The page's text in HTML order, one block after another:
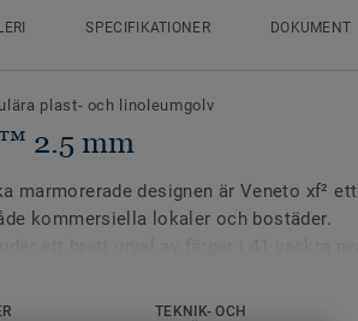
SPECIFIKATIONER DOKUMENT
plast- och linoleumgolv
2.5 mm
marmorerade designen är Veneto xf² ett
kommersiella lokaler och bostäder.
TEKNIK- OCH